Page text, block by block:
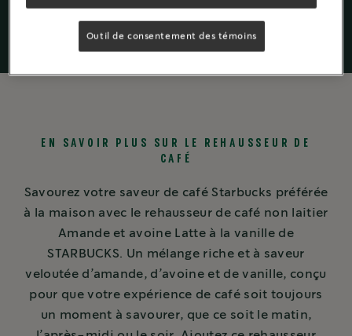
EN SAVOIR PLUS SUR LE REHAUSSEUR DE
CAFÉ
Savourez votre saveur de café Starbucks préférée
à la maison avec le rehausseur de café non laitier
Amande et avoine Latte à la vanille de
STARBUCKS. Un mélange riche et à saveur
veloutée d’amande, d’avoine et de vanille, conçu
pour que votre expérience de café soit toujours
un moment à savourer, que ce soit le matin,
Outil de consentement des témoins